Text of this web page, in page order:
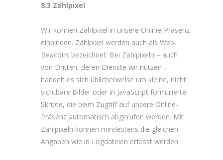
8.3 Zählpixel
Wir können Zählpixel in unsere Online-Präsenz
einbinden. Zählpixel werden auch als Web-
Beacons bezeichnet. Bei Zählpixeln – auch
von Dritten, deren Dienste wir nutzen –
handelt es sich üblicherweise um kleine, nicht
sichtbare Bilder oder in JavaScript formulierte
Skripte, die beim Zugriff auf unsere Online-
Präsenz automatisch abgerufen werden. Mit
Zählpixeln können mindestens die gleichen
Angaben wie in Log­dateien erfasst werden.